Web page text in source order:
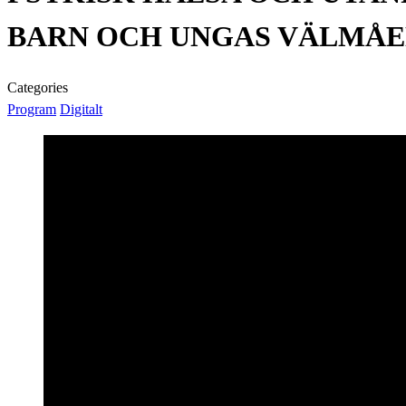
BARN OCH UNGAS
Categories
Program Digitalt